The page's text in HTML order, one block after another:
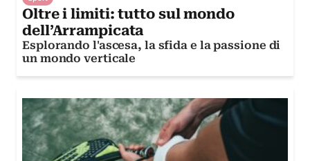
Oltre i limiti: tutto sul mondo
dell’Arrampicata
Esplorando l'ascesa, la sfida e la passione di
un mondo verticale